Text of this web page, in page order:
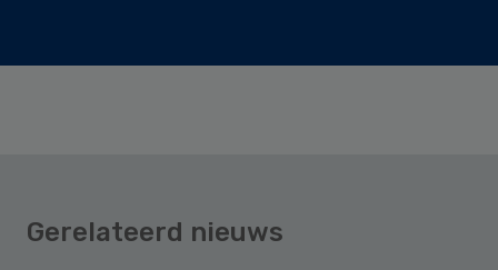
Gerelateerd nieuws